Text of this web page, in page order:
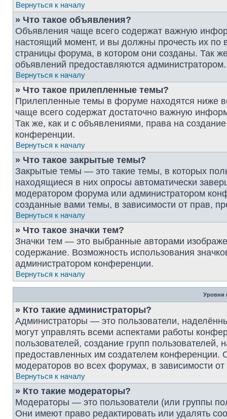
Вернуться к началу
» Что такое объявления?
Объявления чаще всего содержат важную
настоящий момент, и вы должны прочесть их
страницы форума, в котором они созданы. Так
объявлений предоставляются администратором.
Вернуться к началу
» Что такое прилепленные темы?
Прилепленные темы в форуме находятся ниже
чаще всего содержат достаточно важную
Так же, как и с объявлениями, права на
конференции.
Вернуться к началу
» Что такое закрытые темы?
Закрытые темы — это такие темы, в которых
находящиеся в них опросы автоматически
модератором форума или администратором
созданные вами темы, в зависимости от прав,
Вернуться к началу
» Что такое значки тем?
Значки тем — это выбранные авторами
содержание. Возможность использования
администратором конференции.
Вернуться к началу
Уровни
» Кто такие администраторы?
Администраторы — это пользователи,
могут управлять всеми аспектами работы
пользователей, создание групп пользователей,
предоставленных им создателем конференции.
модераторов во всех форумах, в зависимости
Вернуться к началу
» Кто такие модераторы?
Модераторы — это пользователи (или группы
Они имеют право редактировать или удалять